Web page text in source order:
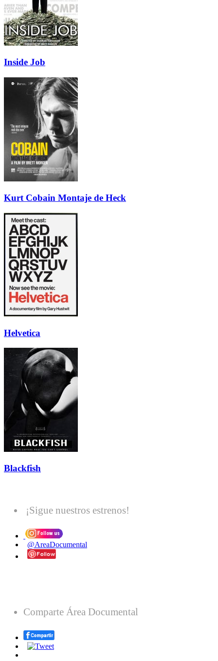
Inside Job
Kurt Cobain Montaje de Heck
Helvetica
Blackfish
¡Sigue nuestros estrenos!
@AreaDocumental
Comparte Área Documental